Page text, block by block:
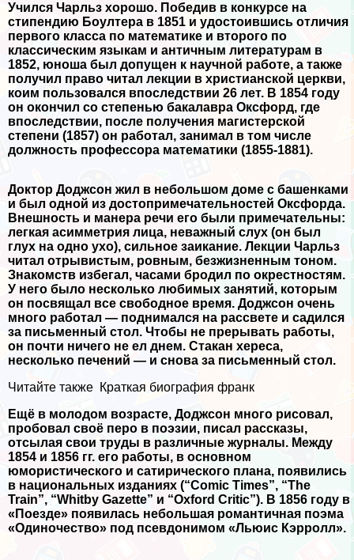
Учился Чарльз хорошо. Победив в конкурсе на
стипендию Боултера в 1851 и удостоившись отличия
первого класса по математике и второго по
классическим языкам и античным литературам в
1852, юноша был допущен к научной работе, а также
получил право читал лекции в христианской церкви,
коим пользовался впоследствии 26 лет. В 1854 году
он окончил со степенью бакалавра Оксфорд, где
впоследствии, после получения магистерской
степени (1857) он работал, занимал в том числе
должность профессора математики (1855-1881).
Доктор Доджсон жил в небольшом доме с башенками
и был одной из достопримечательностей Оксфорда.
Внешность и манера речи его были примечательны:
легкая асимметрия лица, неважный слух (он был
глух на одно ухо), сильное заикание. Лекции Чарльз
читал отрывистым, ровным, безжизненным тоном.
Знакомств избегал, часами бродил по окрестностям.
У него было несколько любимых занятий, которым
он посвящал все свободное время. Доджсон очень
много работал — поднимался на рассвете и садился
за письменный стол. Чтобы не прерывать работы,
он почти ничего не ел днем. Стакан хереса,
несколько печений — и снова за письменный стол.
Читайте также Краткая биография франк
Ещё в молодом возрасте, Доджсон много рисовал,
пробовал своё перо в поэзии, писал рассказы,
отсылая свои труды в различные журналы. Между
1854 и 1856 гг. его работы, в основном
юмористического и сатирического плана, появились
в национальных изданиях (“Comic Times”, “The
Train”, “Whitby Gazette” и “Oxford Critic”). В 1856 году в
«Поезде» появилась небольшая романтичная поэма
«Одиночество» под псевдонимом «Льюис Кэрролл».